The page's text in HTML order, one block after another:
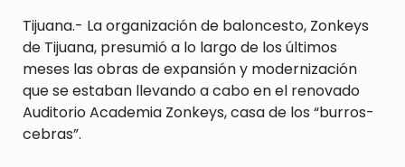
Tijuana.- La organización de baloncesto, Zonkeys
de Tijuana, presumió a lo largo de los últimos
meses las obras de expansión y modernización
que se estaban llevando a cabo en el renovado
Auditorio Academia Zonkeys, casa de los “burros-
cebras”.